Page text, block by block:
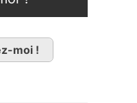
moi !